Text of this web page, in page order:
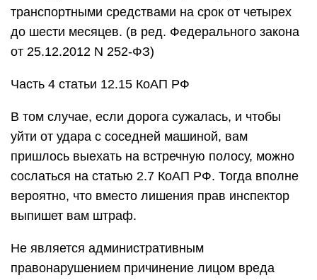
транспортными средствами на срок от четырех
до шести месяцев. (в ред. Федерального закона
от 25.12.2012 N 252-ФЗ)
Часть 4 статьи 12.15 КоАП РФ
В том случае, если дорога сужалась, и чтобы
уйти от удара с соседней машиной, вам
пришлось выехать на встречную полосу, можно
сослаться на статью 2.7 КоАП РФ. Тогда вполне
вероятно, что вместо лишения прав инспектор
выпишет вам штраф.
Не является административным
правонарушением причинение лицом вреда